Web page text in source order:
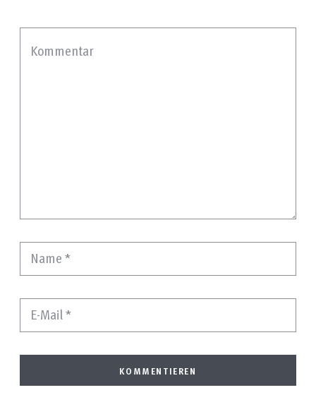
Kommentar
Name*
E-Mail*